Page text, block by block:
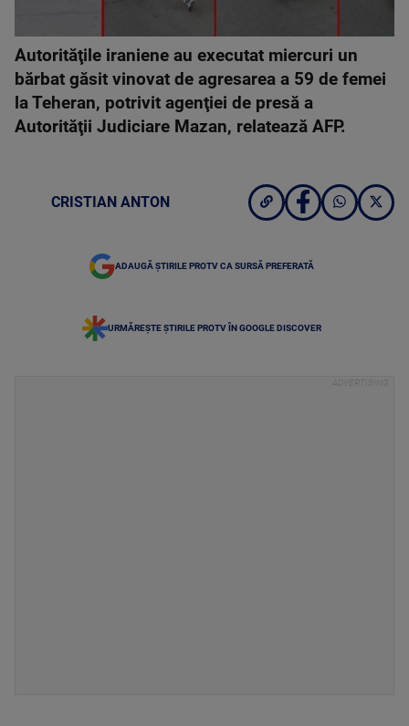
Autorităţile iraniene au executat miercuri un
bărbat găsit vinovat de agresarea a 59 de femei
la Teheran, potrivit agenţiei de presă a
Autorităţii Judiciare Mazan, relatează AFP.
CRISTIAN ANTON
ADAUGĂ ȘTIRILE PROTV CA SURSĂ PREFERATĂ
URMĂREȘTE ȘTIRILE PROTV ÎN GOOGLE DISCOVER